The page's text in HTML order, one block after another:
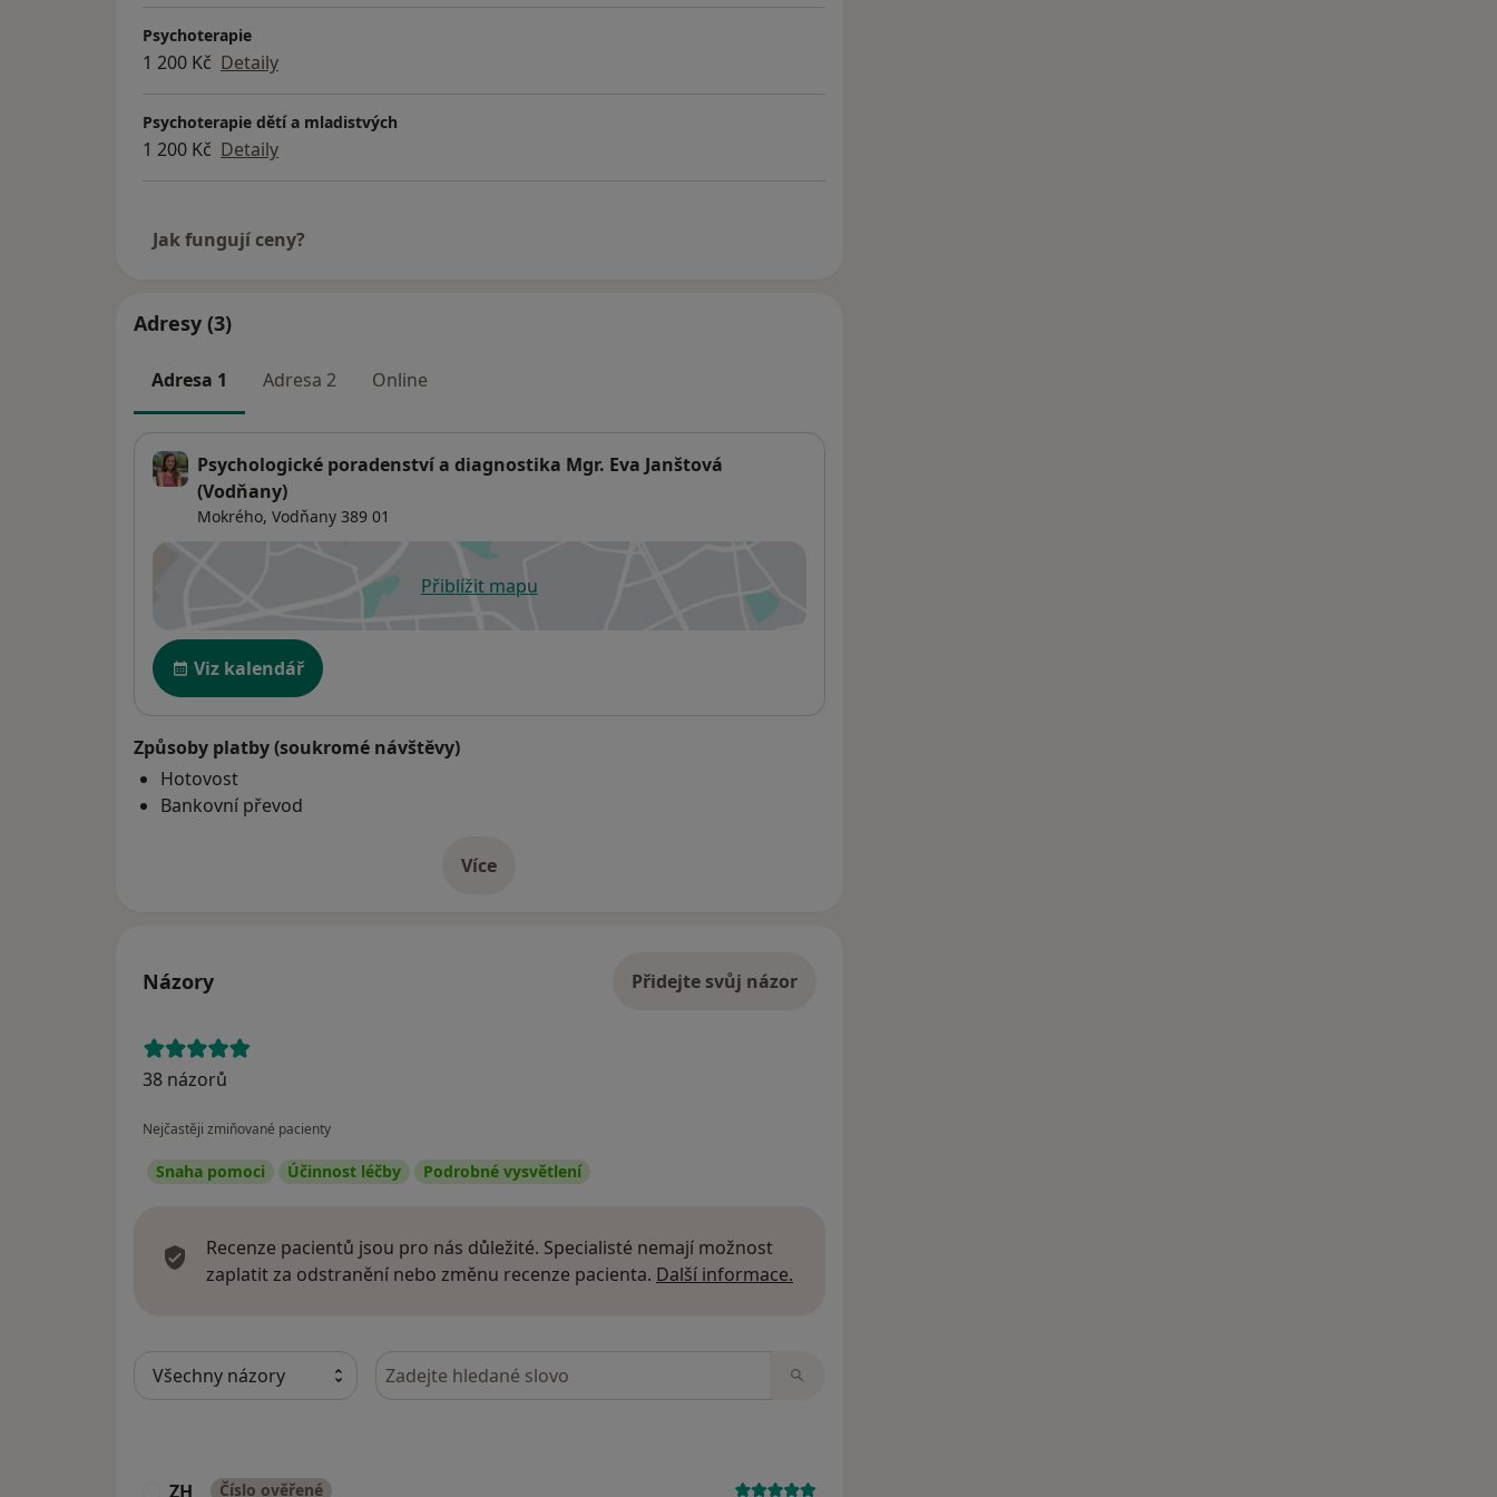
Psychoterapie
1 200 Kč Detaily
Psychoterapie dětí a mladistvých
1 200 Kč Detaily
Jak fungují ceny?
Adresy (3)
Adresa 1 Adresa 2 Online
Psychologické poradenství a diagnostika Mgr. Eva Janštová
(Vodňany)
Mokrého, Vodňany 389 01
Přiblížit mapuse otevře v nové záložce
Dostupnost
Viz kalendář
Způsoby platby (soukromé návštěvy)
Hotovost
Bankovní převod
Víceo adrese
Názory Přidejte svůj názor
38 názorů
Nejčastěji zmiňované pacienty
Snaha pomoci Účinnost léčby Podrobné vysvětlení
Recenze pacientů jsou pro nás důležité. Specialisté nemají možnost
zaplatit za odstranění nebo změnu recenze pacienta. Další informace.
Hledejte v názorech
ZH Číslo ověřené